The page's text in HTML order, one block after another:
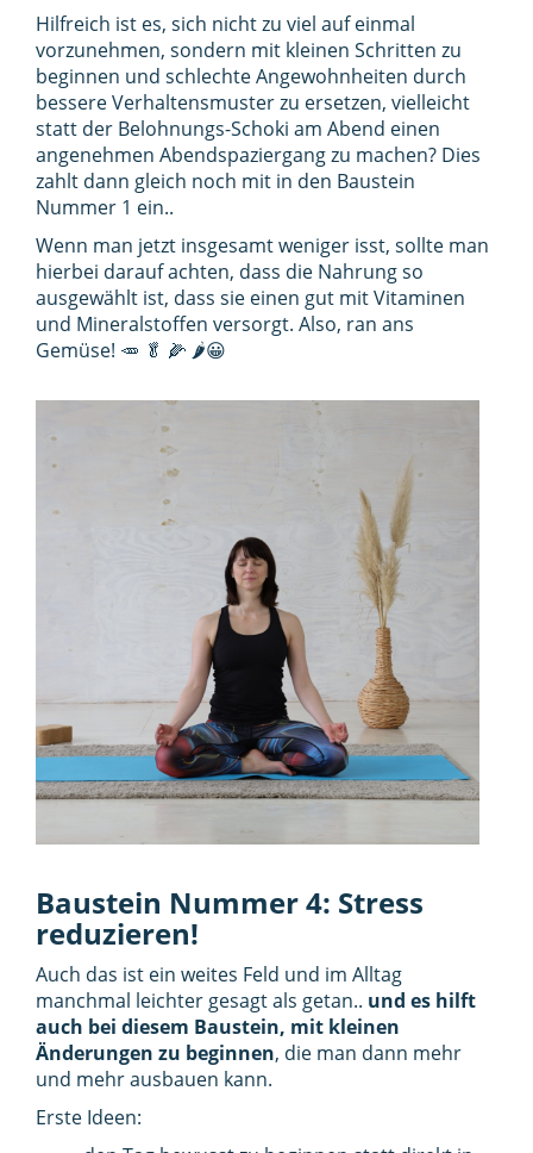
Hilfreich ist es, sich nicht zu viel auf einmal
vorzunehmen, sondern mit kleinen Schritten zu
beginnen und schlechte Angewohnheiten durch
bessere Verhaltensmuster zu ersetzen, vielleicht
statt der Belohnungs-Schoki am Abend einen
angenehmen Abendspaziergang zu machen? Dies
zahlt dann gleich noch mit in den Baustein
Nummer 1 ein..
Wenn man jetzt insgesamt weniger isst, sollte man
hierbei darauf achten, dass die Nahrung so
ausgewählt ist, dass sie einen gut mit Vitaminen
und Mineralstoffen versorgt. Also, ran ans
Gemüse! 🥕 🥬 🌽 🌶️😀
Baustein Nummer 4: Stress
reduzieren!
Auch das ist ein weites Feld und im Alltag
manchmal leichter gesagt als getan.. und es hilft
auch bei diesem Baustein, mit kleinen
Änderungen zu beginnen, die man dann mehr
und mehr ausbauen kann.
Erste Ideen: